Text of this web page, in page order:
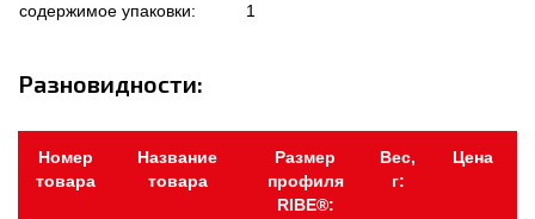
содержимое упаковки:
1
Разновидности:
Номер
товара
Название
товара
Размер
профиля
RIBE®:
Вес,
г:
Цена